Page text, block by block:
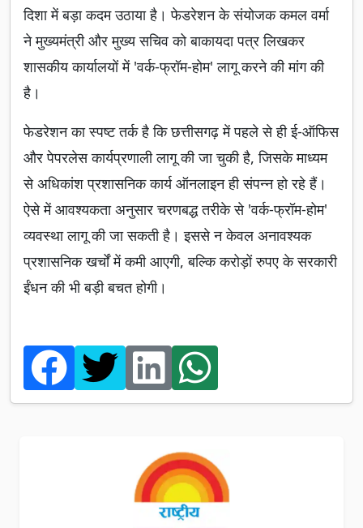
दिशा में बड़ा कदम उठाया है। फेडरेशन के संयोजक कमल वर्मा
ने मुख्यमंत्री और मुख्य सचिव को बाकायदा पत्र लिखकर
शासकीय कार्यालयों में 'वर्क-फ्रॉम-होम' लागू करने की मांग की
है।
फेडरेशन का स्पष्ट तर्क है कि छत्तीसगढ़ में पहले से ही ई-ऑफिस
और पेपरलेस कार्यप्रणाली लागू की जा चुकी है, जिसके माध्यम
से अधिकांश प्रशासनिक कार्य ऑनलाइन ही संपन्न हो रहे हैं।
ऐसे में आवश्यकता अनुसार चरणबद्ध तरीके से 'वर्क-फ्रॉम-होम'
व्यवस्था लागू की जा सकती है। इससे न केवल अनावश्यक
प्रशासनिक खर्चों में कमी आएगी, बल्कि करोड़ों रुपए के सरकारी
ईंधन की भी बड़ी बचत होगी।